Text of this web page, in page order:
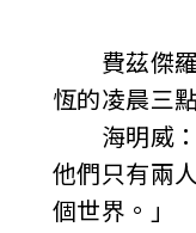
費茲傑羅
恆的凌晨三點
海明威：
他們只有兩
個世界。」